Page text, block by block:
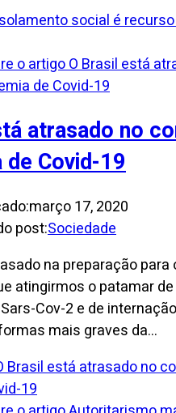
social é
atrasado no
de Covid-19
março 17, 2020
post:Sociedade
na preparação para
atingirmos o patamar
Cov-2 e de
mais graves da…
Brasil está atrasado no
19